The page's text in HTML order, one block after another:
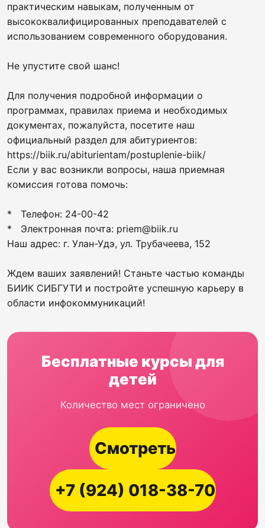
практическим навыкам, полученным от
высококвалифицированных преподавателей с
использованием современного оборудования.
Не упустите свой шанс!
Для получения подробной информации о
программах, правилах приема и необходимых
документах, пожалуйста, посетите наш
официальный раздел для абитуриентов:
https://biik.ru/abiturientam/postuplenie-biik/
Если у вас возникли вопросы, наша приемная
комиссия готова помочь:
* Телефон: 24-00-42
* Электронная почта: priem@biik.ru
Наш адрес: г. Улан-Удэ, ул. Трубачеева, 152
Ждем ваших заявлений! Станьте частью команды
БИИК СИБГУТИ и постройте успешную карьеру в
области инфокоммуникаций!
Бесплатные курсы для
детей
Количество мест ограничено
Смотреть
+7 (924) 018-38-70